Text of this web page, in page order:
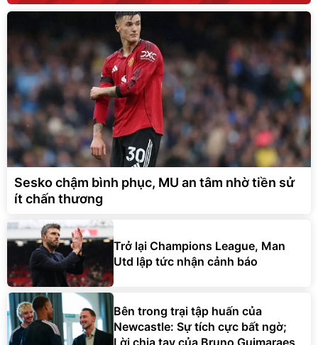
Sesko chậm bình phục, MU an tâm nhờ tiền sử
ít chấn thương
Trở lại Champions League, Man
Utd lập tức nhận cảnh báo
Bên trong trại tập huấn của
Newcastle: Sự tích cực bất ngờ;
Lời chia tay của Bruno Guimaraes